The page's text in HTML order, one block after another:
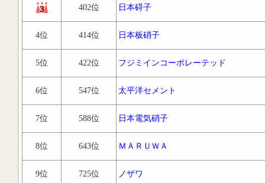
402位 日本碍子
4位 414位 日本板硝子
5位 422位 フジミインコーポレーテッド
6位 547位 太平洋セメント
7位 588位 日本電気硝子
8位 643位 ＭＡＲＵＷＡ
9位 725位 ノザワ